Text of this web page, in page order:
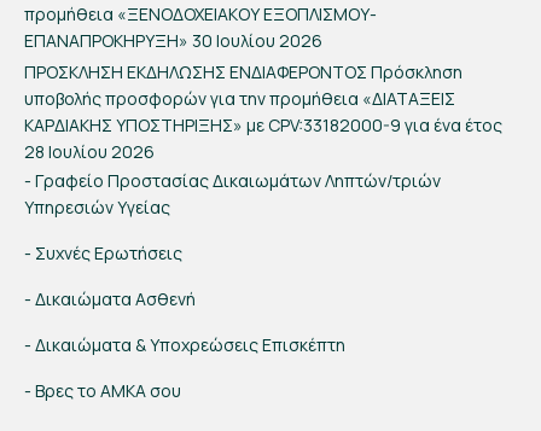
προμήθεια «ΞΕΝΟΔΟΧΕΙΑΚΟΥ ΕΞΟΠΛΙΣΜΟΥ-
ΕΠΑΝΑΠΡΟΚΗΡΥΞΗ» 30 Ιουλίου 2026
ΠΡΟΣΚΛΗΣΗ ΕΚΔΗΛΩΣΗΣ ΕΝΔΙΑΦΕΡΟΝΤΟΣ Πρόσκληση
υποβολής προσφορών για την προμήθεια «ΔΙΑΤΑΞΕΙΣ
ΚΑΡΔΙΑΚΗΣ ΥΠΟΣΤΗΡΙΞΗΣ» με CPV:33182000-9 για ένα έτος
28 Ιουλίου 2026
- Γραφείο Προστασίας Δικαιωμάτων Ληπτών/τριών
Υπηρεσιών Υγείας
- Συχνές Ερωτήσεις
- Δικαιώματα Ασθενή
- Δικαιώματα & Υποχρεώσεις Επισκέπτη
- Βρες το ΑΜΚΑ σου